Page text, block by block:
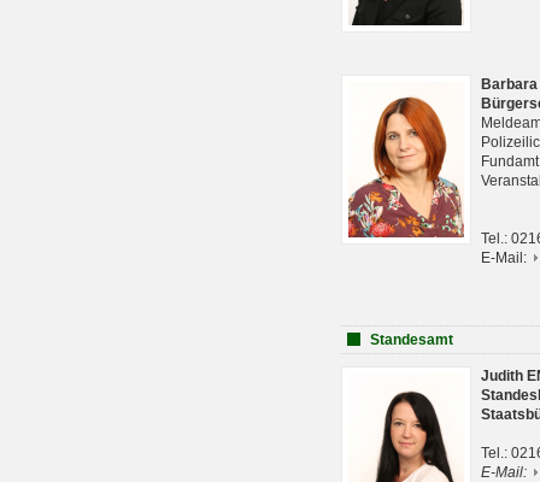
Tel.:
E-Mail:
Standesamt
Judith
Tel.:
E-Mail: